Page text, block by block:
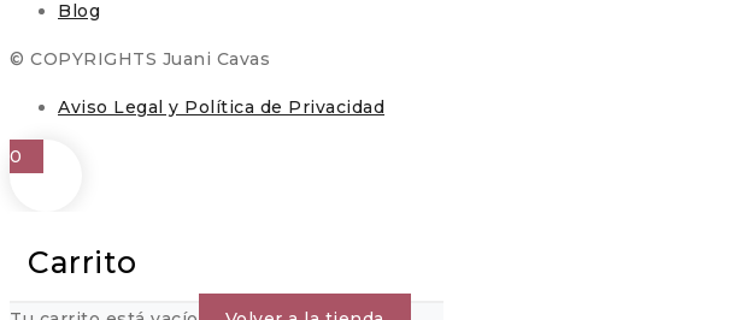
Blog
© COPYRIGHTS Juani Cavas
Aviso Legal y Política de Privacidad
0
Carrito